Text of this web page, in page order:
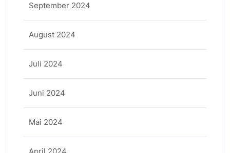
September 2024
August 2024
Juli 2024
Juni 2024
Mai 2024